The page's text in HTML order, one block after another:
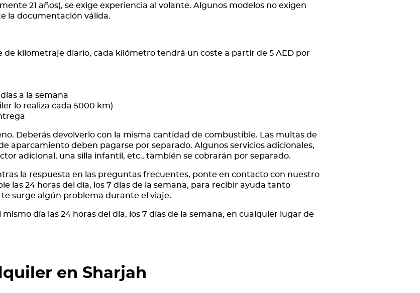
21 años), se exige experiencia al volante. Algunos modelos no exigen
la documentación válida.
de kilometraje diario, cada kilómetro tendrá un coste a partir de 5 AED por
a la semana
lo realiza cada 5000 km)
Deberás devolverlo con la misma cantidad de combustible. Las multas de
aparcamiento deben pagarse por separado. Algunos servicios adicionales,
adicional, una silla infantil, etc., también se cobrarán por separado.
la respuesta en las preguntas frecuentes, ponte en contacto con nuestro
las 24 horas del día, los 7 días de la semana, para recibir ayuda tanto
surge algún problema durante el viaje.
día las 24 horas del día, los 7 días de la semana, en cualquier lugar de
en Sharjah